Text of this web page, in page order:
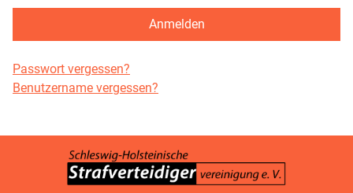
Anmelden
Passwort vergessen?
Benutzername vergessen?